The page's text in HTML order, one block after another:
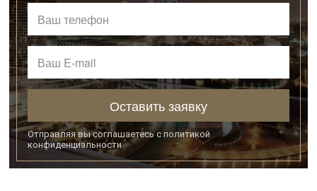
Оставить заявку
Отправляя вы соглашаетесь сполитикой
конфиденциальности